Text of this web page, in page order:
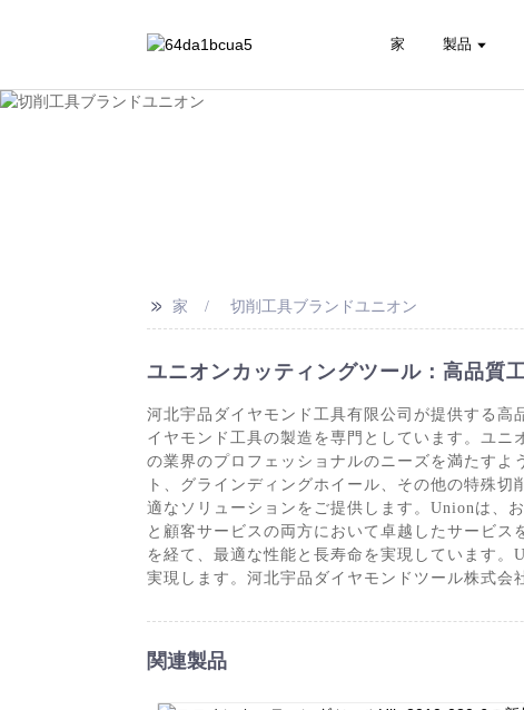
家 製品
>> 家 切削工具ブランドユニオン
ユニオンカッティングツール：高品質
河北宇品ダイヤモンド工具有限公司が提供する
イヤモンド工具の製造を専門としています。ユ
の業界のプロフェッショナルのニーズを満たすよ
ト、グラインディングホイール、その他の特殊
適なソリューションをご提供します。Unionは、
と顧客サービスの両方において卓越したサービ
を経て、最適な性能と長寿命を実現しています
実現します。河北宇品ダイヤモンドツール株式会
関連製品